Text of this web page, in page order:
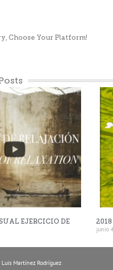
Choose Your Platform!
EJERCICIO DE
junio
Martínez Rodríguez